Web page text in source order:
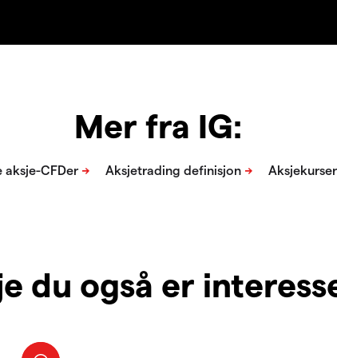
Mer fra IG:
du også er